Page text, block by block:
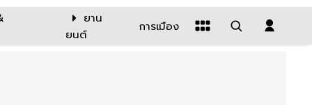
ยาน
ยนต์
การเมือง